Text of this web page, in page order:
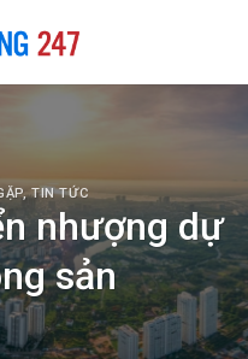
,TIN TỨC
nhượng dự
sản